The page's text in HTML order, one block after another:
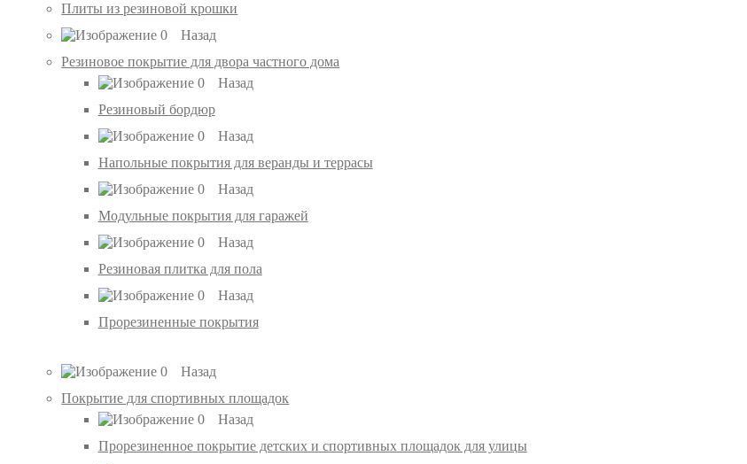
Плиты из резиновой крошки
Назад
Резиновое покрытие для двора частного дома
Назад
Резиновый бордюр
Назад
Напольные покрытия для веранды и террасы
Назад
Модульные покрытия для гаражей
Назад
Резиновая плитка для пола
Назад
Прорезиненные покрытия
Назад
Покрытие для спортивных площадок
Назад
Прорезиненное покрытие детских и спортивных площадок для улицы